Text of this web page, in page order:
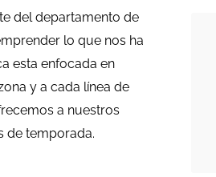
del departamento de
lo que nos ha
esta enfocada en
y a cada línea de
a nuestros
de temporada.